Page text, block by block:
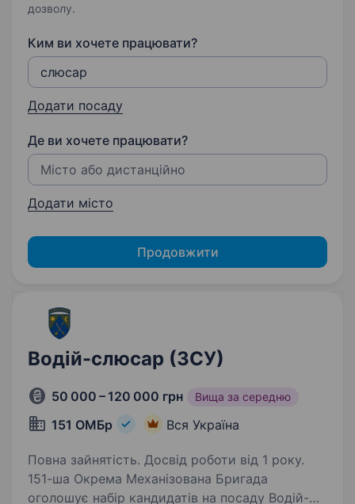
дозволу.
Ким ви хочете працювати?
Додати посаду
Де ви хочете працювати?
Додати місто
Продовжити
Водій-слюсар (ЗСУ)
50 000 – 120 000 грн Вища за середню
151 ОМБр Вся Україна
Повна зайнятість. Досвід роботи від 1 року.
151-ша Окрема Механізована Бригада
оголошує набір кандидатів на посаду Водій-